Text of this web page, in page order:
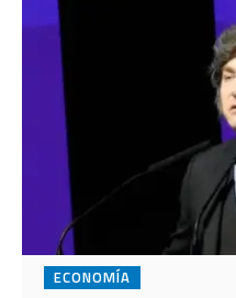
ECONOMÍA